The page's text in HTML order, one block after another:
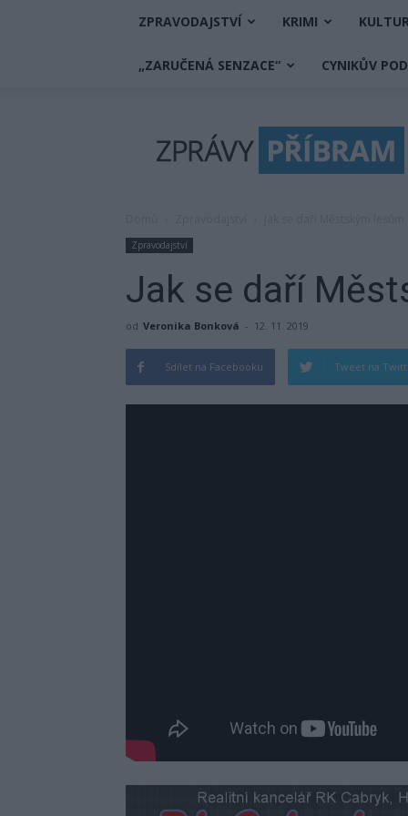
ZPRAVODAJSTVÍ KRIMI
„ZARUČENÁ SENZACE“ CYNIKŮV
Příbram
Zpravodajství
Jak se daří
od Veronika Bonková - 12. 11. 2019
Sdílet na Facebooku Tweet na